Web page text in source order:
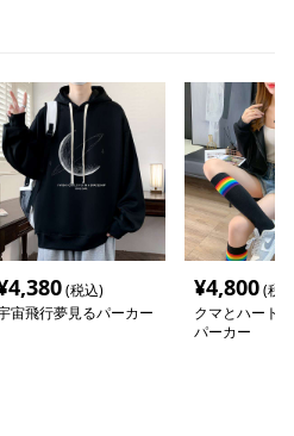
4,380(税込)
宙飛行夢見るパーカー
¥4,800(税
クマとハート
パーカー